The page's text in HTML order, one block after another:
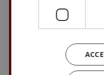
AZIENDA DI
Via Alto Adige, 60